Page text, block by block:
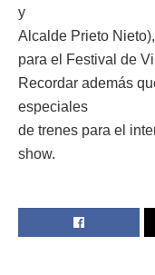
y
Alcalde Prieto
para el Festival de
Recordar además
especiales
de trenes para el
show.